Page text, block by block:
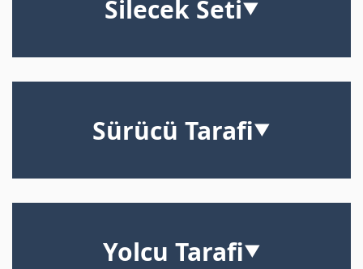
Silecek Seti▼
Sürücü Tarafi▼
Yolcu Tarafi▼